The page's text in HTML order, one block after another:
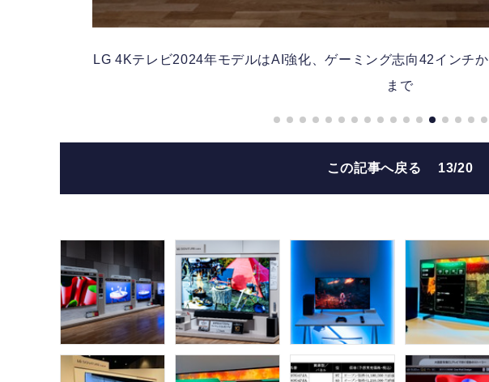
LG 4Kテレビ2024年モデルはAI強化、ゲーミング志向42インチ
まで
この記事へ戻る 13/20